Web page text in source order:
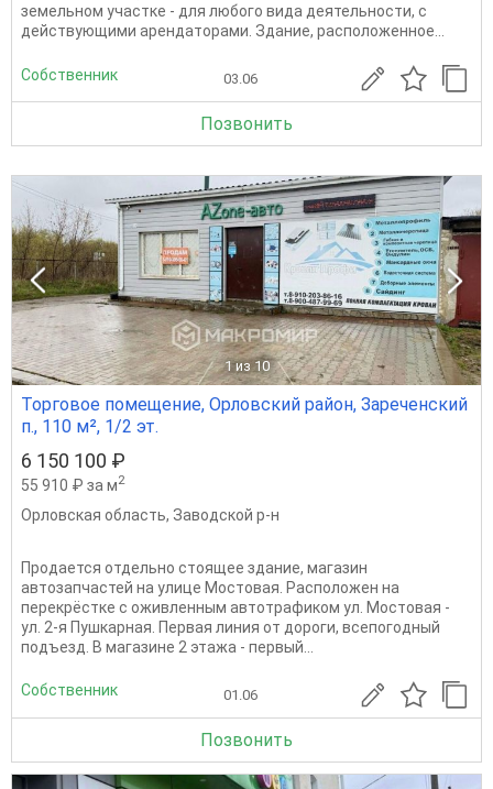
земельном участке - для любого вида деятельности, с
действующими арендаторами. Здание, расположенное...
Собственник 03.06
Позвонить
1 из 10
Торговое помещение, Орловский район, Зареченский
п., 110 м², 1/2 эт.
6 150 100 ₽
55 910 ₽ за м2
Орловская область, Заводской р-н
Продается отдельно стоящее здание, магазин
автозапчастей на улице Мостовая. Расположен на
перекрёстке с оживленным автотрафиком ул. Мостовая -
ул. 2-я Пушкарная. Первая линия от дороги, всепогодный
подъезд. В магазине 2 этажа - первый...
Собственник 01.06
Позвонить